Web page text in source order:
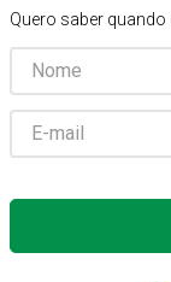
Quero saber quando
5 º Littmann
6º
7º Gaze